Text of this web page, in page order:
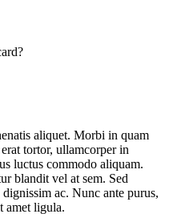
aliquet. Morbi in quam
tortor, ullamcorper in
luctus commodo aliquam.
blandit vel at sem. Sed
ac. Nunc ante purus,
amet ligula.